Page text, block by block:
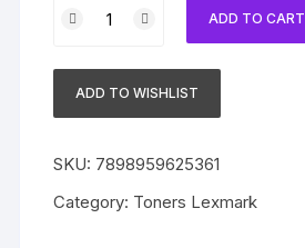
Lexmark
Original
|
ADD TO CART
ADD TO WISHLIST
SKU: 7898959625361
Category: Toners Lexmark